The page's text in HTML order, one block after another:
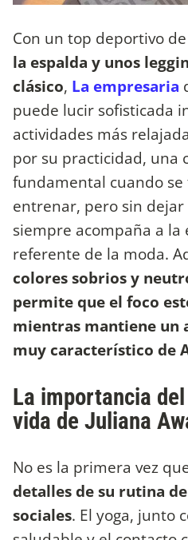
Con un top deportivo de
la espalda y unos
clásico, La empresaria
puede lucir sofisticada
actividades más
por su practicidad, una
fundamental cuando
entrenar, pero sin
siempre acompaña a la
referente de la moda.
colores sobrios y
permite que el foco
mientras mantiene un
muy característico de
La importancia
vida de Juliana
No es la primera vez
detalles de su rutina
sociales. El yoga, junto